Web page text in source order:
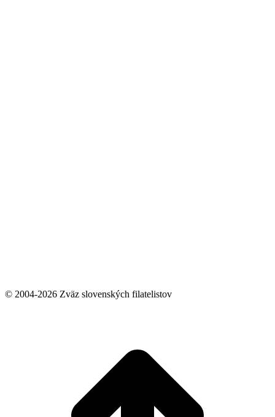
© 2004-2026 Zväz slovenských filatelistov